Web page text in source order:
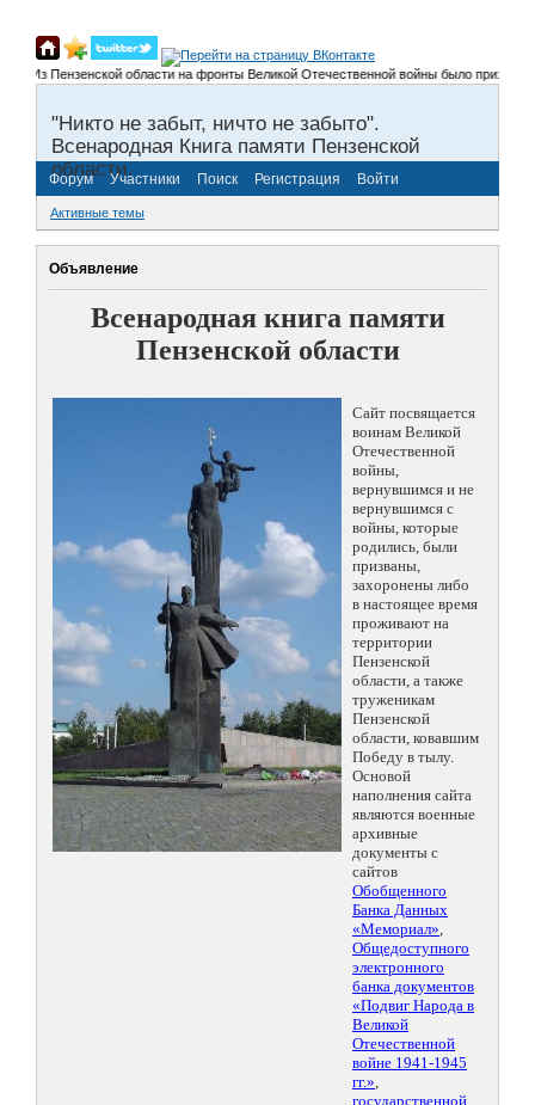
Из Пензенской области на фронты Великой Отечественной войны было призвано
"Никто не забыт, ничто не забыто".
Всенародная Книга памяти Пензенской
области.
Форум Участники Поиск Регистрация Войти
Активные темы
Объявление
Всенародная книга памяти
Пензенской области
Сайт посвящается
воинам Великой
Отечественной
войны,
вернувшимся и не
вернувшимся с
войны, которые
родились, были
призваны,
захоронены либо
в настоящее время
проживают на
территории
Пензенской
области, а также
труженикам
Пензенской
области, ковавшим
Победу в тылу.
Основой
наполнения сайта
являются военные
архивные
документы с
сайтов
Обобщенного
Банка Данных
«Мемориал»,
Общедоступного
электронного
банка документов
«Подвиг Народа в
Великой
Отечественной
войне 1941-1945
гг.»,
государственной